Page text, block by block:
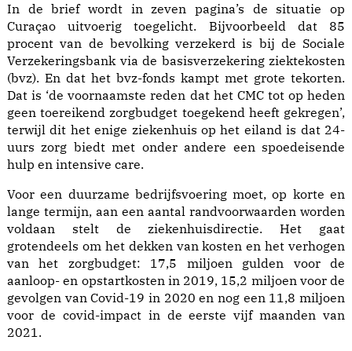
In de brief wordt in zeven pagina’s de situatie op
Curaçao uitvoerig toegelicht. Bijvoorbeeld dat 85
procent van de bevolking verzekerd is bij de Sociale
Verzekeringsbank via de basisverzekering ziektekosten
(bvz). En dat het bvz-fonds kampt met grote tekorten.
Dat is ‘de voornaamste reden dat het CMC tot op heden
geen toereikend zorgbudget toegekend heeft gekregen’,
terwijl dit het enige ziekenhuis op het eiland is dat 24-
uurs zorg biedt met onder andere een spoedeisende
hulp en intensive care.
Voor een duurzame bedrijfsvoering moet, op korte en
lange termijn, aan een aantal randvoorwaarden worden
voldaan stelt de ziekenhuisdirectie. Het gaat
grotendeels om het dekken van kosten en het verhogen
van het zorgbudget: 17,5 miljoen gulden voor de
aanloop- en opstartkosten in 2019, 15,2 miljoen voor de
gevolgen van Covid-19 in 2020 en nog een 11,8 miljoen
voor de covid-impact in de eerste vijf maanden van
2021.